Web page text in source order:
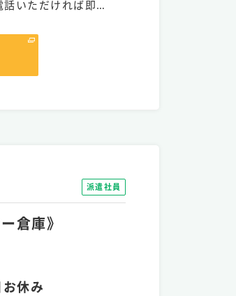
いただければ即…
派遣社員
倉庫》
休み